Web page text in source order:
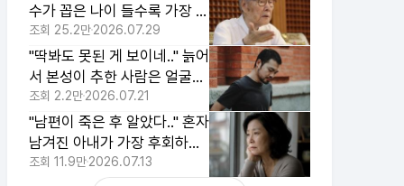
수가 꼽은 나이 들수록 가장 쓸
모없는 습관 1위
조회 25.2만2026.07.29
"딱봐도 못된 게 보이네.." 늙어
서 본성이 추한 사람은 얼굴에
서 티가 나는 이유
조회 2.2만2026.07.21
"남편이 죽은 후 알았다.." 혼자
남겨진 아내가 가장 후회하는
것 1위
조회 11.9만2026.07.13